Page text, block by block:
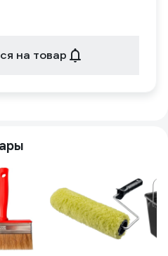
на товар